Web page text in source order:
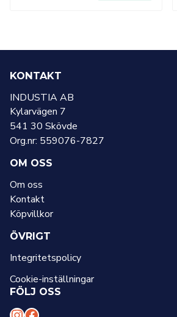
KONTAKT
INDUSTIA AB
Kylarvägen 7
541 30 Skövde
Org.nr: 559076-7827
OM OSS
Om oss
Kontakt
Köpvillkor
ÖVRIGT
Integritetspolicy
Cookie-inställningar
FÖLJ OSS